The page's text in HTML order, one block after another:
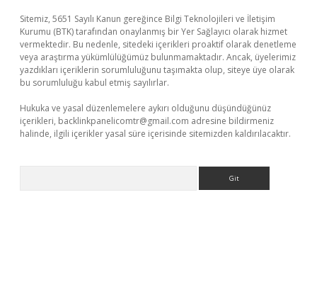
Sitemiz, 5651 Sayılı Kanun gereğince Bilgi Teknolojileri ve İletişim
Kurumu (BTK) tarafından onaylanmış bir Yer Sağlayıcı olarak hizmet
vermektedir. Bu nedenle, sitedeki içerikleri proaktif olarak denetleme
veya araştırma yükümlülüğümüz bulunmamaktadır. Ancak, üyelerimiz
yazdıkları içeriklerin sorumluluğunu taşımakta olup, siteye üye olarak
bu sorumluluğu kabul etmiş sayılırlar.
Hukuka ve yasal düzenlemelere aykırı olduğunu düşündüğünüz
içerikleri, backlinkpanelicomtr@gmail.com adresine bildirmeniz
halinde, ilgili içerikler yasal süre içerisinde sitemizden kaldırılacaktır.